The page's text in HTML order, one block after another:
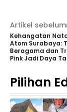
Artikel
Kehangatan
Atom Surabaya:
Beragama dan
Pink Jadi Daya
Pilihan